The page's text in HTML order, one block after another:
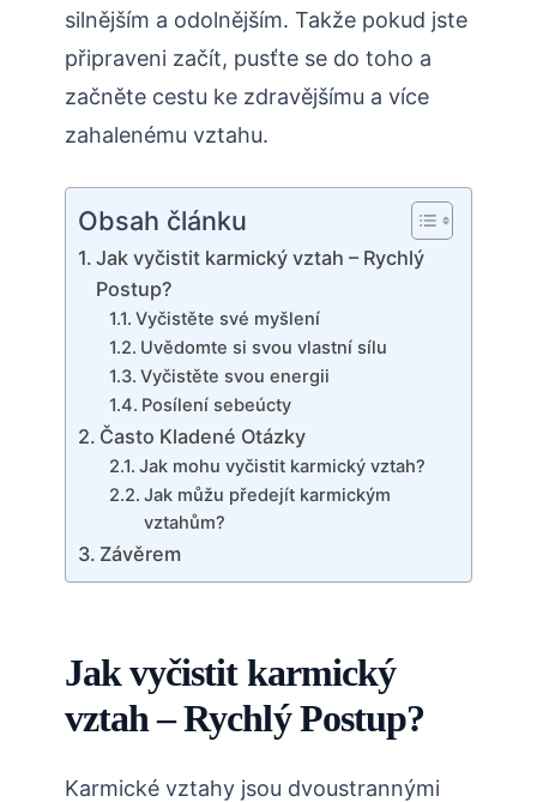
silnějším a odolnějším. Takže pokud jste
připraveni začít, pusťte se do toho a
začněte cestu ke zdravějšímu a více
zahalenému vztahu.
Obsah článku
Jak vyčistit karmický vztah – Rychlý
Postup?
Vyčistěte své myšlení
Uvědomte si svou vlastní sílu
Vyčistěte svou energii
Posílení sebeúcty
Často Kladené Otázky
Jak mohu vyčistit karmický vztah?
Jak můžu předejít karmickým
vztahům?
Závěrem
Jak vyčistit karmický
vztah – Rychlý Postup?
Karmické vztahy jsou dvoustrannými